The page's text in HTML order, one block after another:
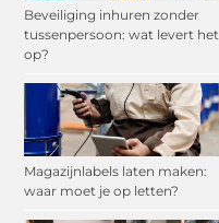
Beveiliging inhuren zonder
tussenpersoon: wat levert het
op?
Magazijnlabels laten maken:
waar moet je op letten?